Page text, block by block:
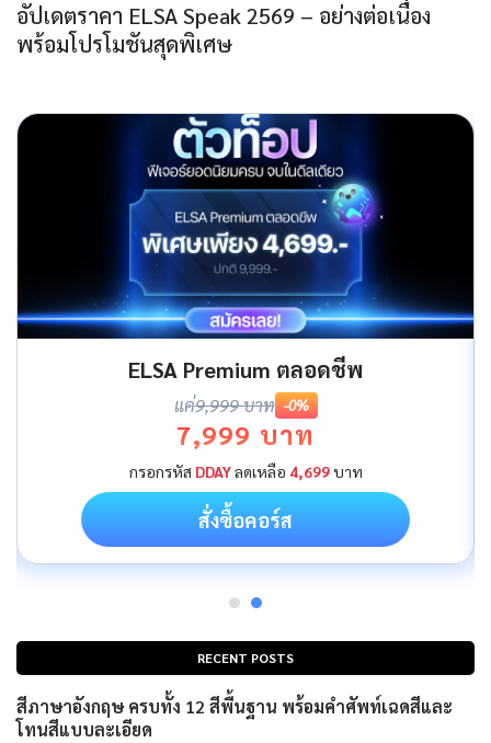
อัปเดตราคา ELSA Speak 2569 – อย่างต่อเนื่อง
พร้อมโปรโมชันสุดพิเศษ
RECENT POSTS
สีภาษาอังกฤษ ครบทั้ง 12 สีพื้นฐาน พร้อมคำศัพท์เฉดสีและ
โทนสีแบบละเอียด
ELSA Premium ตลอดชีพ
แค่9,999 บาท -0%
7,999 บาท
กรอกรหัส DDAYลดเหลือ 4,699บาท
สั่งซื้อคอร์ส